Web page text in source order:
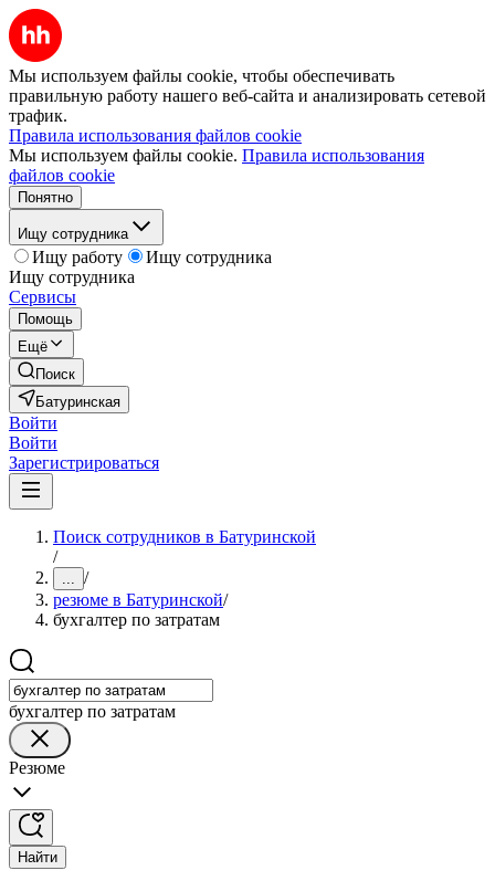
Мы используем файлы cookie, чтобы обеспечивать
правильную работу нашего веб-сайта и анализировать сетевой
трафик.
Правила использования файлов cookie
Мы используем файлы cookie. Правила использования
файлов cookie
Понятно
Ищу сотрудника
Ищу работу
Ищу сотрудника
Ищу сотрудника
Сервисы
Помощь
Ещё
Поиск
Батуринская
Войти
Войти
Зарегистрироваться
Поиск сотрудников в Батуринской
/
... /
резюме в Батуринской/
бухгалтер по затратам
бухгалтер по затратам
Резюме
Найти